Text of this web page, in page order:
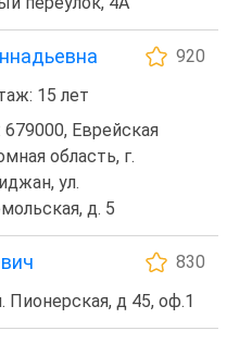
920
15 лет
679000, Еврейская
область, г.
ул.
д. 5
830
Пионерская, д 45, оф.1